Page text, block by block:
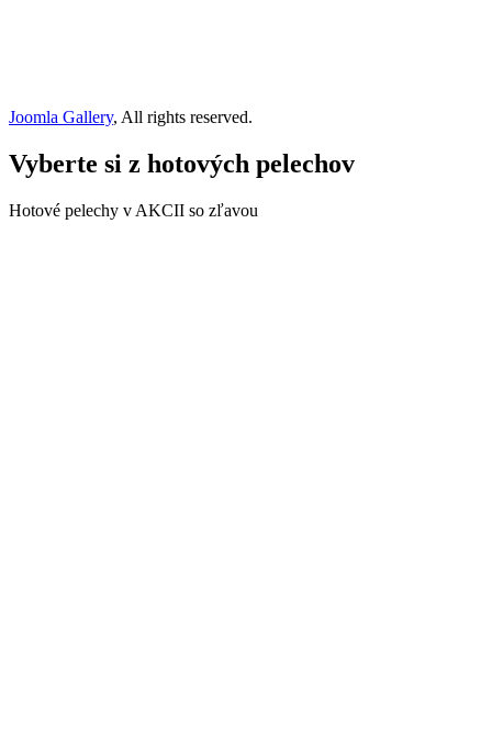
Joomla Gallery, All rights reserved.
Vyberte si z hotových pelechov
Hotové pelechy v AKCII so zľavou